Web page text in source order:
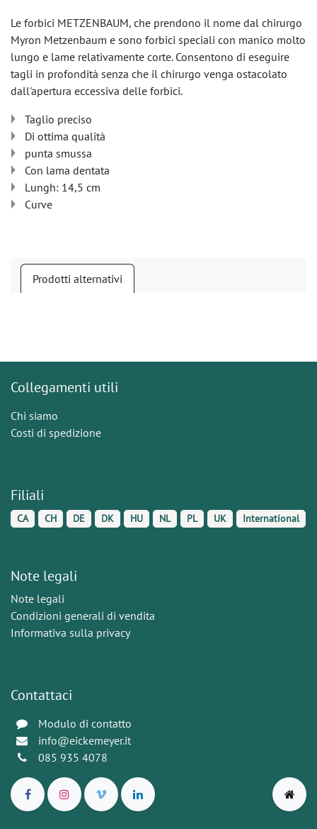
Le forbici METZENBAUM, che prendono il nome dal chirurgo
Myron Metzenbaum e sono forbici speciali con manico molto
lungo e lame relativamente corte. Consentono di eseguire
tagli in profondità senza che il chirurgo venga ostacolato
dall'apertura eccessiva delle forbici.
Taglio preciso
Di ottima qualità
punta smussa
Con lama dentata
Lungh: 14,5 cm
Curve
Prodotti alternativi
Collegamenti utili
Chi siamo
Costi di spedizione
Filiali
CA CH DE DK HU NL PL UK International
Note legali
Note legali
Condizioni generali di vendita
Informativa sulla privacy
Contattaci
Modulo di contatto
info@eickemeyer.it
085 935 4078